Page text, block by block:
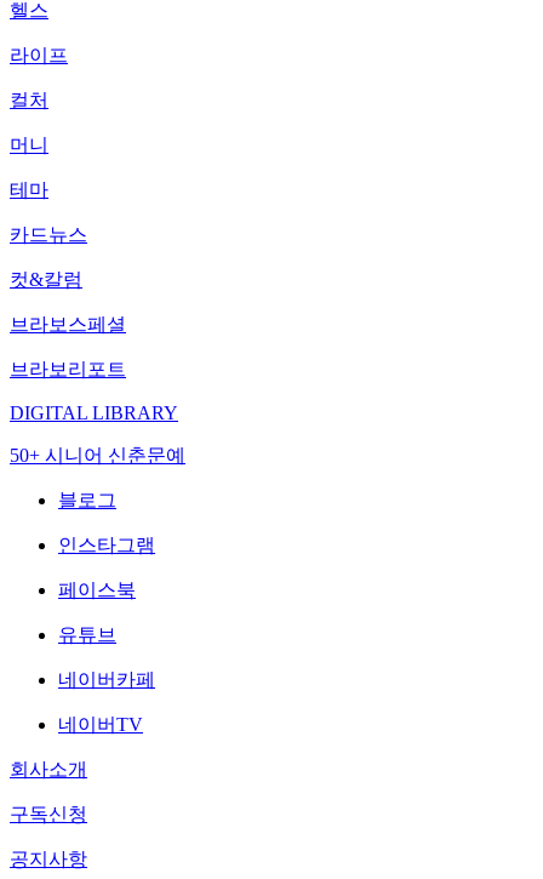
헬스
라이프
컬처
머니
테마
카드뉴스
컷&칼럼
브라보스페셜
브라보리포트
DIGITAL LIBRARY
50+ 시니어 신춘문예
블로그
인스타그램
페이스북
유튜브
네이버카페
네이버TV
회사소개
구독신청
공지사항